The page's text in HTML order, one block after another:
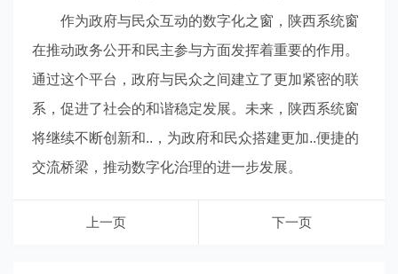
作为政府与民众互动的数字化之窗，陕西系统窗
在推动政务公开和民主参与方面发挥着重要的作用。
通过这个平台，政府与民众之间建立了更加紧密的联
系，促进了社会的和谐稳定发展。未来，陕西系统窗
将继续不断创新和..，为政府和民众搭建更加..便捷的
交流桥梁，推动数字化治理的进一步发展。
上一页 下一页